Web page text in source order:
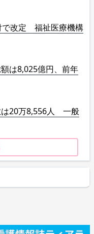
で改定 福祉医療機構
は8,025億円、前年
は20万8,556人 一般